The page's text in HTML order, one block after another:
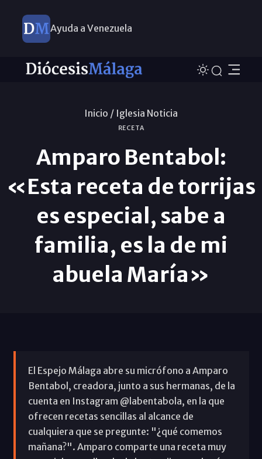
Ayuda a Venezuela
Inicio / Iglesia Noticia
RECETA
Amparo Bentabol:
«Esta receta de torrijas
es especial, sabe a
familia, es la de mi
abuela María»
El Espejo Málaga abre su micrófono a Amparo
Bentabol, creadora, junto a sus hermanas, de la
cuenta en Instagram @labentabola, en la que
ofrecen recetas sencillas al alcance de
cualquiera que se pregunte: "¿qué comemos
mañana?". Amparo comparte una receta muy